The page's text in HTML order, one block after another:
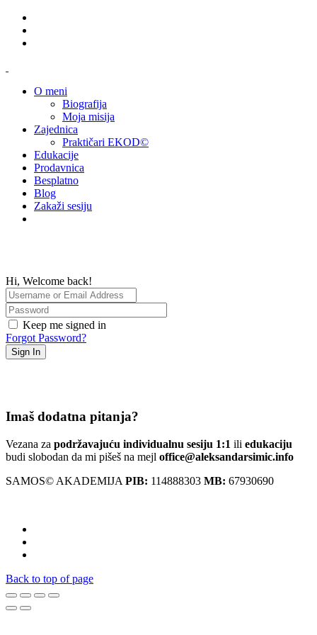
O meni
Biografija
Moja misija
Zajednica
Praktičari EKOD©
Edukacije
Prodavnica
Besplatno
Blog
Zakaži sesiju
Hi, Welcome back!
Keep me signed in
Forgot Password?
Sign In
Imaš dodatna pitanja?
Vezana za podržavajuću individualnu sesiju 1:1 ili edukaciju
budi slobodan da mi pišeš na mejl office@aleksandarsimic.info
SAMOS© AKADEMIJA PIB: 114888303 MB: 67930690
Back to top of page